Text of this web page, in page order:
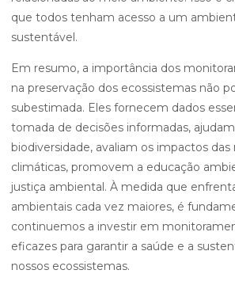
que todos tenham acesso a um
sustentável.
Em resumo, a importância dos
na preservação dos ecossistemas não
subestimada. Eles fornecem dados
tomada de decisões informadas,
biodiversidade, avaliam os impactos das
climáticas, promovem a educação
justiça ambiental. À medida que
ambientais cada vez maiores, é
continuemos a investir em
eficazes para garantir a saúde e a
nossos ecossistemas.